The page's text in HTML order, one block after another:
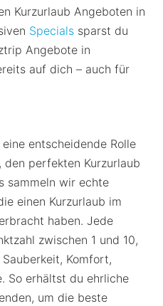
Kurzurlaub Angeboten in
Specials sparst du
Angebote in
auf dich – auch für
entscheidende Rolle
den perfekten Kurzurlaub
sammeln wir echte
einen Kurzurlaub im
haben. Jede
zwischen 1 und 10,
Komfort,
So erhältst du ehrliche
um die beste